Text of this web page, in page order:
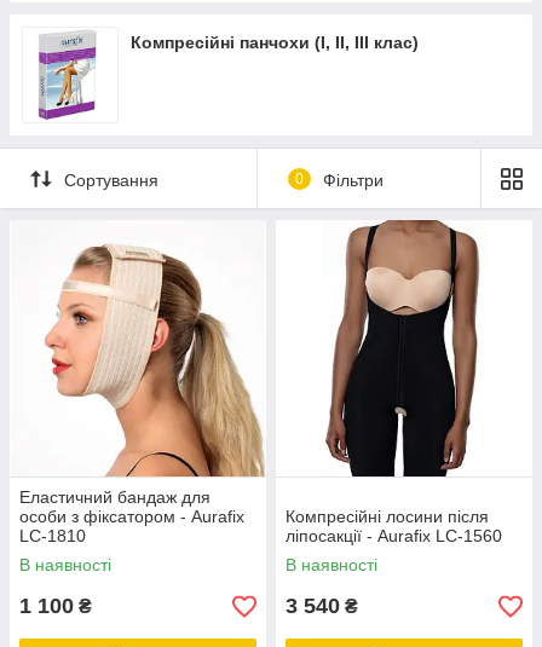
Компресійні панчохи (І, II, ІІІ клас)
Сортування 0 Фільтри
Еластичний бандаж для
особи з фіксатором - Aurafix
LC-1810
В наявності
1 100 ₴
Компресійні лосини після
ліпосакції - Aurafix LC-1560
В наявності
3 540 ₴